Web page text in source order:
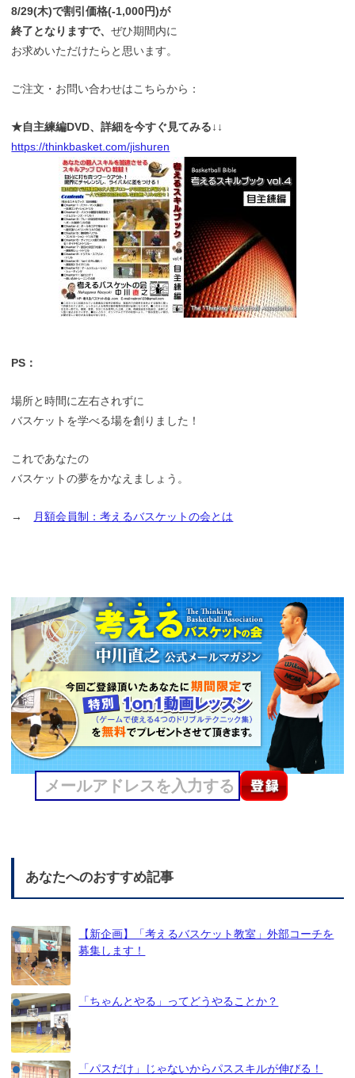
8/29(木)で割引価格(-1,000円)が
終了となりますで、ぜひ期間内に
お求めいただけたらと思います。
ご注文・お問い合わせはこちらから：
★自主練編DVD、詳細を今すぐ見てみる↓↓
https://thinkbasket.com/jishuren
PS：
場所と時間に左右されずに
バスケットを学べる場を創りました！
これであなたの
バスケットの夢をかなえましょう。
→ 月額会員制：考えるバスケットの会とは
あなたへのおすすめ記事
【新企画】「考えるバスケット教室」外部コーチを
募集します！
「ちゃんとやる」ってどうやることか？
「パスだけ」じゃないからパススキルが伸びる！